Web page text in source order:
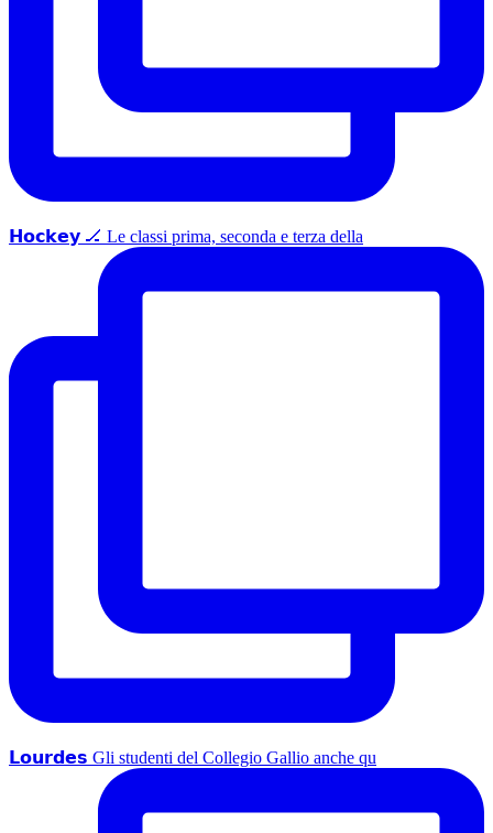
𝗛𝗼𝗰𝗸𝗲𝘆 🏒 Le classi prima, seconda e terza della
𝗟𝗼𝘂𝗿𝗱𝗲𝘀 Gli studenti del Collegio Gallio anche qu